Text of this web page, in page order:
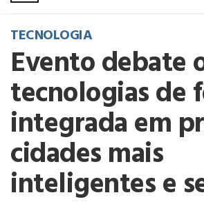
TECNOLOGIA
Evento debate
tecnologias de
integrada em
cidades mais
inteligentes e